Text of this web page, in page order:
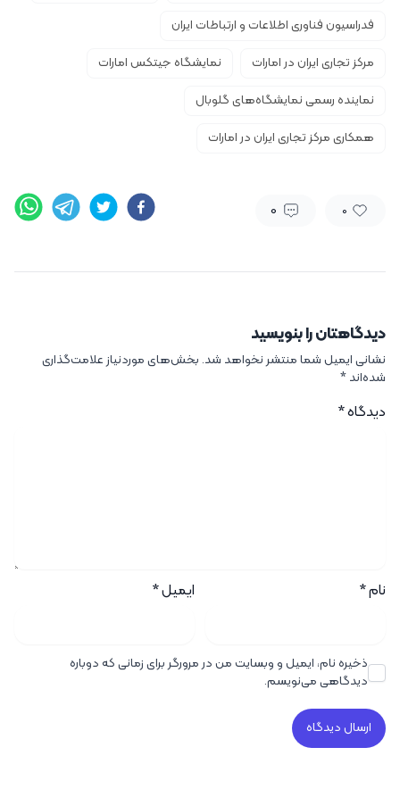
فدراسیون فناوری اطلاعات و ارتباطات ایران
مرکز تجاری ایران در امارات
نمایشگاه جیتکس امارات
نماینده رسمی نمایشگاه‌های گلوبال
همکاری مرکز تجاری ایران در امارات
0
0
دیدگاهتان را بنویسید
نشانی ایمیل شما منتشر نخواهد شد. بخش‌های موردنیاز علامت‌گذاری
شده‌اند*
دیدگاه*
نام* ایمیل*
ذخیره نام، ایمیل و وبسایت من در مرورگر برای زمانی که دوباره
دیدگاهی می‌نویسم.